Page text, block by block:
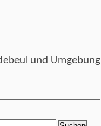
und Umgebung